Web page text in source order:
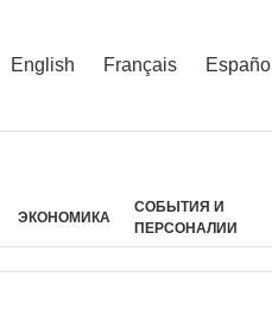
English Français Español
ЭКОНОМИКА
СОБЫТИЯ И
ПЕРСОНАЛИИ